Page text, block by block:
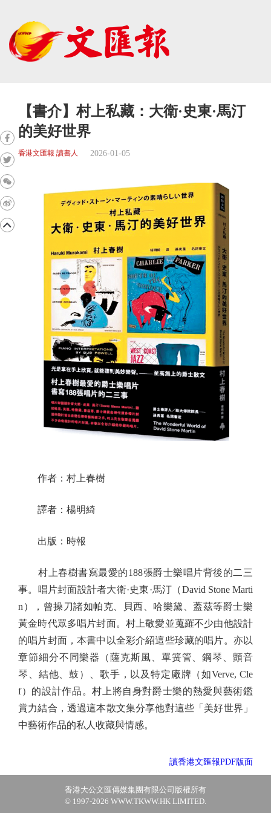
【書介】村上私藏：大衛·史東·馬汀
的美好世界
香港文匯報 讀書人 2026-01-05
作者：村上春樹
譯者：楊明綺
出版：時報
村上春樹書寫最愛的188張爵士樂唱片背後的二三
事。唱片封面設計者大衛·史東·馬汀（David Stone Marti
n），曾操刀諸如帕克、貝西、哈樂黛、蓋茲等爵士樂
黃金時代眾多唱片封面。村上敬愛並蒐羅不少由他設計
的唱片封面，本書中以全彩介紹這些珍藏的唱片。亦以
章節細分不同樂器（薩克斯風、單簧管、鋼琴、顫音
琴、結他、鼓）、歌手，以及特定廠牌（如Verve, Cle
f）的設計作品。村上將自身對爵士樂的熱愛與藝術鑑
賞力結合，透過這本散文集分享他對這些「美好世界」
中藝術作品的私人收藏與情感。
讀香港文匯報PDF版面
香港大公文匯傳媒集團有限公司版權所有
© 1997-2026 WWW.TKWW.HK LIMITED.